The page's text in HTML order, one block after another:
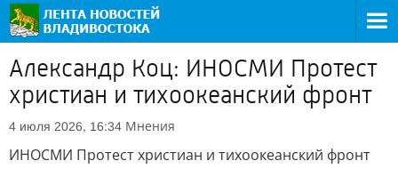
Александр Коц: ИНОСМИ Протест
христиан и тихоокеанский фронт
4 июля 2026, 16:34 Мнения
ИНОСМИ Протест христиан и тихоокеанский фронт